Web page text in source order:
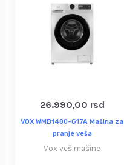
26.990,00 rsd
VOX WMB1480-G17A Mašina za
pranje veša
Vox veš mašine